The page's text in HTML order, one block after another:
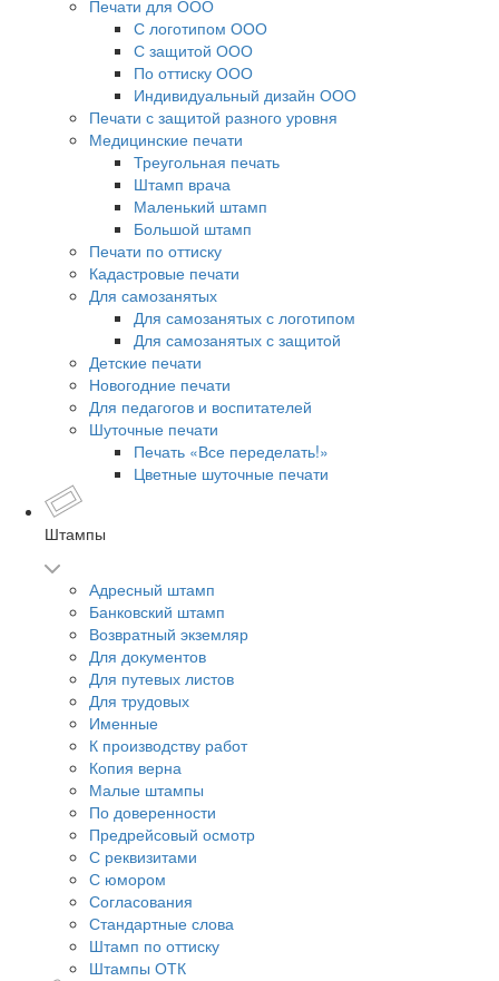
Печати для ООО
С логотипом ООО
С защитой ООО
По оттиску ООО
Индивидуальный дизайн ООО
Печати с защитой разного уровня
Медицинские печати
Треугольная печать
Штамп врача
Маленький штамп
Большой штамп
Печати по оттиску
Кадастровые печати
Для самозанятых
Для самозанятых с логотипом
Для самозанятых с защитой
Детские печати
Новогодние печати
Для педагогов и воспитателей
Шуточные печати
Печать «Все переделать!»
Цветные шуточные печати
Штампы
Адресный штамп
Банковский штамп
Возвратный экземляр
Для документов
Для путевых листов
Для трудовых
Именные
К производству работ
Копия верна
Малые штампы
По доверенности
Предрейсовый осмотр
С реквизитами
С юмором
Согласования
Стандартные слова
Штамп по оттиску
Штампы ОТК